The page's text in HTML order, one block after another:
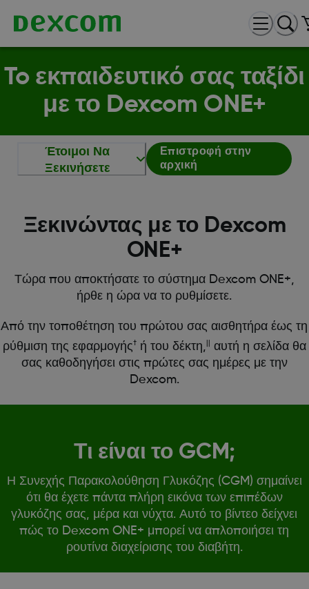
To εκπαιδευτικό σας ταξίδι
με το Dexcom ONE+
Έτοιμοι Να
Ξεκινήσετε
Επιστροφή στην
αρχική
Ξεκινώντας με το Dexcom
ONE+
Τώρα που αποκτήσατε το σύστημα Dexcom ONE+,
ήρθε η ώρα να το ρυθμίσετε.
Από την τοποθέτηση του πρώτου σας αισθητήρα έως τη
ρύθμιση της εφαρμογής† ή του δέκτη,
αυτή η σελίδα θα
σας καθοδηγήσει στις πρώτες σας ημέρες με την
Dexcom.
Τι είναι το GCM;
Η Συνεχής Παρακολούθηση Γλυκόζης (CGM) σημαίνει
ότι θα έχετε πάντα πλήρη εικόνα των επιπέδων
γλυκόζης σας, μέρα και νύχτα. Αυτό το βίντεο δείχνει
πώς το Dexcom ONE+ μπορεί να απλοποιήσει τη
ρουτίνα διαχείρισης του διαβήτη.